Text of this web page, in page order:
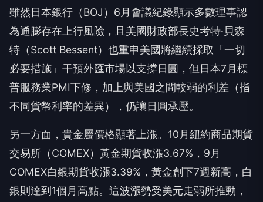
雖然日本銀行（BOJ）6月會議紀錄顯示多數理事認
為通膨存在上行風險，且美國財政部長史考特·貝森
特（Scott Bessent）也重申美國將繼續採取「一切
必要措施」干預外匯市場以支撐日圓，但日本7月標
普服務業PMI下修，加上與美國之間較弱的利差（指
不同貨幣利率的差異），仍讓日圓承壓。
另一方面，貴金屬價格顯著上漲。10月紐約商品期貨
交易所（COMEX）黃金期貨收漲3.67%，9月
COMEX白銀期貨收漲3.39%，黃金創下7週新高，白
銀則達到1個月高點。這波漲勢受美元走弱所推動，